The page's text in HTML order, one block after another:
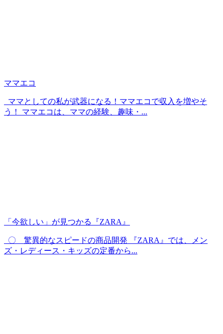
ママエコ
ママとしての私が武器になる！ママエコで収入を増やそ
う！ ママエコは、ママの経験、趣味・...
「今欲しい」が見つかる『ZARA』
〇 驚異的なスピードの商品開発 『ZARA』では、メン
ズ・レディース・キッズの定番から...